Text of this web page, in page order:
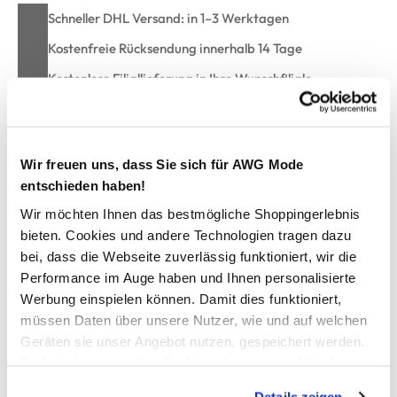
Wir freuen uns, dass Sie sich für AWG Mode
entschieden haben!
Wir möchten Ihnen das bestmögliche Shoppingerlebnis
bieten. Cookies und andere Technologien tragen dazu
bei, dass die Webseite zuverlässig funktioniert, wir die
Performance im Auge haben und Ihnen personalisierte
Werbung einspielen können. Damit dies funktioniert,
müssen Daten über unsere Nutzer, wie und auf welchen
Geräten sie unser Angebot nutzen, gespeichert werden.
Schneller DHL Versand: in 1–3 Werktagen
Kostenfreie Rücksendung innerhalb 14 Tage
Kostenlose Filiallieferung in Ihre Wunschfiliale
Herren Poloshirt mit langem Arm
sportives Poloshirt mit langem Arm von U.S. Polo Assn.
mit Polokragen und kurzer Knopfleiste
schlichte Logo Stickerei auf linker Brustseite
lange Ärmel mit Bündchen und Logostickerei
gerade Schnittfrorm mit Seitenschlitzen, farblich unterlegt
für einen lässig eleganten Freizeitlook